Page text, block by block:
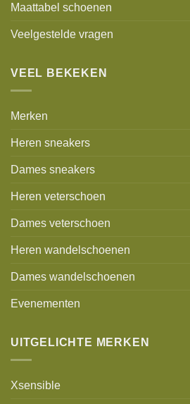
Maattabel schoenen
Veelgestelde vragen
VEEL BEKEKEN
Merken
Heren sneakers
Dames sneakers
Heren veterschoen
Dames veterschoen
Heren wandelschoenen
Dames wandelschoenen
Evenementen
UITGELICHTE MERKEN
Xsensible